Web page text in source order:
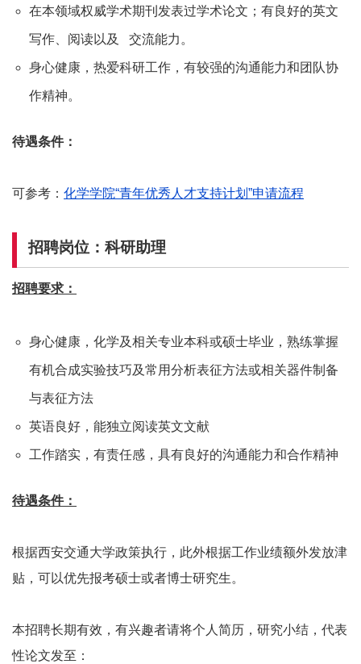
在本领域权威学术期刊发表过学术论文；有良好的英文
写作、阅读以及 交流能力。
身心健康，热爱科研工作，有较强的沟通能力和团队协
作精神。
待遇条件：
可参考： 化学学院“青年优秀人才支持计划”申请流程
招聘岗位：科研助理
招聘要求：
身心健康，化学及相关专业本科或硕士毕业，熟练掌握
有机合成实验技巧及常用分析表征方法或相关器件制备
与表征方法
英语良好，能独立阅读英文文献
工作踏实，有责任感，具有良好的沟通能力和合作精神
待遇条件：
根据西安交通大学政策执行，此外根据工作业绩额外发放津
贴，可以优先报考硕士或者博士研究生。
本招聘长期有效，有兴趣者请将个人简历，研究小结，代表
性论文发至：